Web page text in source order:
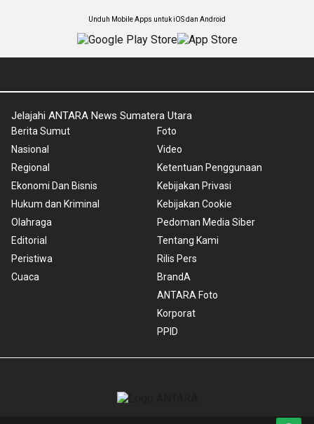
Unduh Mobile Apps untuk iOS dan Android
Jelajahi ANTARA News Sumatera Utara
Berita Sumut
Nasional
Regional
Ekonomi Dan Bisnis
Hukum dan Kriminal
Olahraga
Editorial
Peristiwa
Cuaca
Foto
Video
Ketentuan Penggunaan
Kebijakan Privasi
Kebijakan Cookie
Pedoman Media Siber
Tentang Kami
Rilis Pers
BrandA
ANTARA Foto
Korporat
PPID